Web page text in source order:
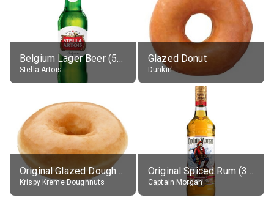
Belgium Lager Beer (5% alc.)
Stella Artois
Glazed Donut
Dunkin'
Original Glazed Doughnut
Krispy Kreme Doughnuts
Original Spiced Rum (35% alc.)
Captain Morgan